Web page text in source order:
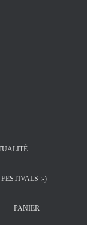
:-)
PANIER